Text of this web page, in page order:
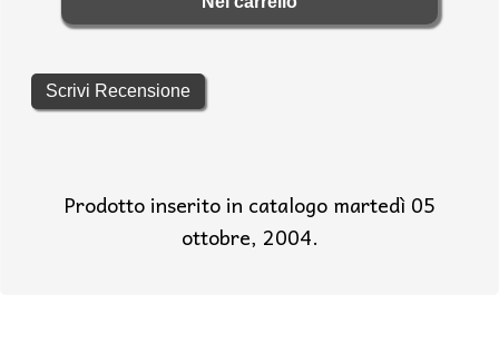
Scrivi Recensione
Prodotto inserito in catalogo martedì 05
ottobre, 2004.